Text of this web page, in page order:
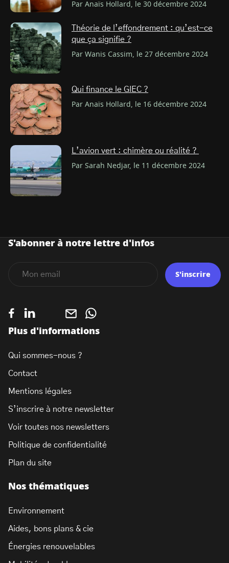
Par Anaïs Hollard, le 30 décembre 2024
Théorie de l’effondrement : qu’est-ce
que ça signifie ?
Par Wanis Cassim, le 27 décembre 2024
Qui finance le GIEC ?
Par Anaïs Hollard, le 16 décembre 2024
L’avion vert : chimère ou réalité ?
Par Sarah Nedjar, le 11 décembre 2024
Nos thématiques
Environnement
Aides, bons plans & cie
Énergies renouvelables
Plus d'informations
Qui sommes-nous ?
Contact
Mentions légales
S’inscrire à notre newsletter
Voir toutes nos newsletters
Politique de confidentialité
Plan du site
S'abonner à notre lettre d'infos
S'inscrire